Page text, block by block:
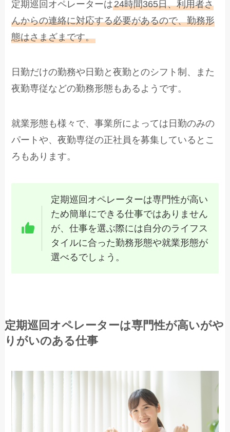
定期巡回オペレーターは24時間365日、利用者さ
んからの連絡に対応する必要があるので、勤務形
態はさまざまです。
日勤だけの勤務や日勤と夜勤とのシフト制、また
夜勤専従などの勤務形態もあるようです。
就業形態も様々で、事業所によっては日勤のみの
パートや、夜勤専従の正社員を募集しているとこ
ろもあります。
定期巡回オペレーターは専門性が高い
ため簡単にできる仕事ではありません
が、仕事を選ぶ際には自分のライフス
タイルに合った勤務形態や就業形態が
選べるでしょう。
定期巡回オペレーターは専門性が高いがや
りがいのある仕事